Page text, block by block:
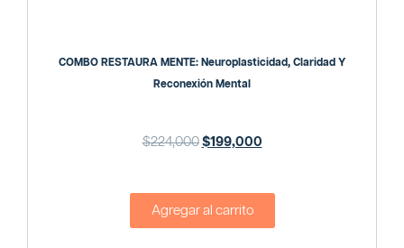
COMBO RESTAURA MENTE: Neuroplasticidad, Claridad Y
Reconexión Mental
$224,000 $199,000
Agregar al carrito